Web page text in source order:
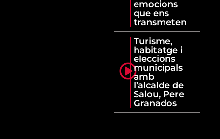
emocions
que ens
transmeten
Turisme,
habitatge i
eleccions
municipals
amb
l’alcalde de
Salou, Pere
Granados